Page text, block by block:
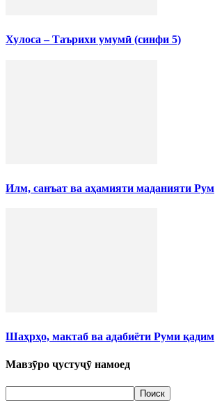
Хулоса – Таърихи умумӣ (синфи 5)
Илм, санъат ва аҳамияти маданияти Рум
Шаҳрҳо, мактаб ва адабиёти Руми қадим
Мавзӯро ҷустуҷӯ намоед